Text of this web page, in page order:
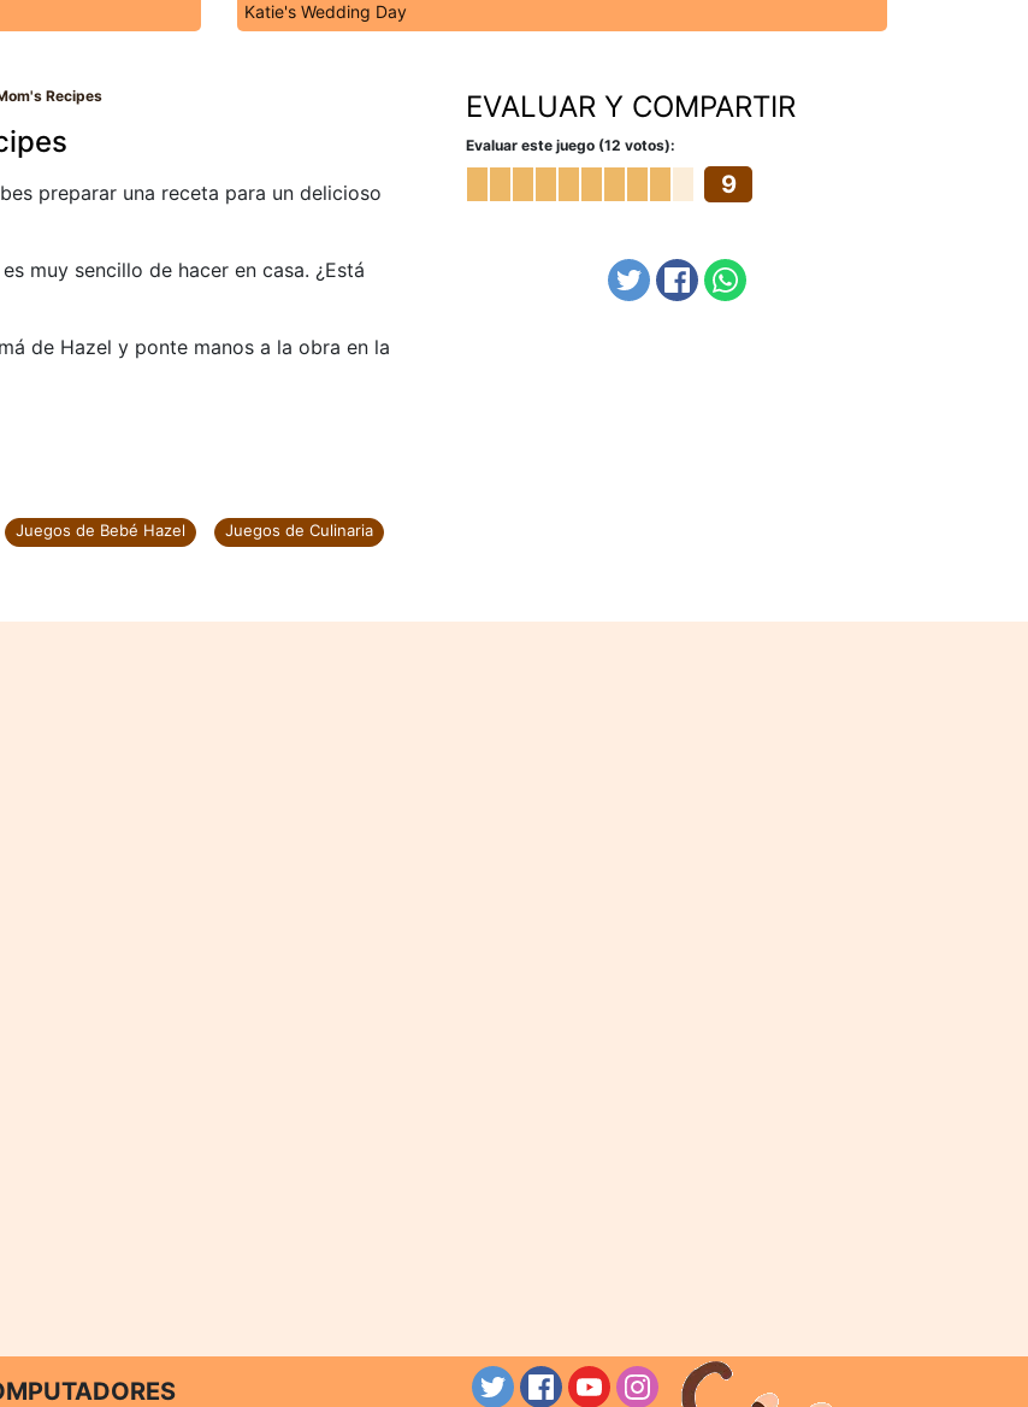
Katie's Wedding Day
Recipes
preparar una receta para un delicioso
muy sencillo de hacer en casa. ¿Está
de Hazel y ponte manos a la obra en la
Juegos de Bebé Hazel
Juegos de Culinaria
EVALUAR Y COMPARTIR
Evaluar este juego (12 votos):
9